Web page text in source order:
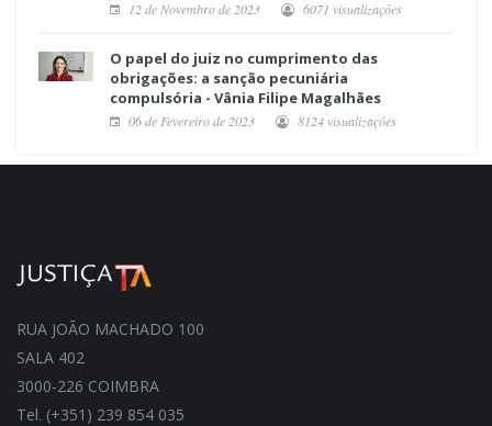
12 de Novembro de 2023 6071 visualizações
O papel do juiz no cumprimento das
obrigações: a sanção pecuniária
compulsória - Vânia Filipe Magalhães
06 de Fevereiro de 2023 8124 visualizações
RUA JOÃO MACHADO 100
SALA 402
3000-226 COIMBRA
Tel. (+351) 239 854 035